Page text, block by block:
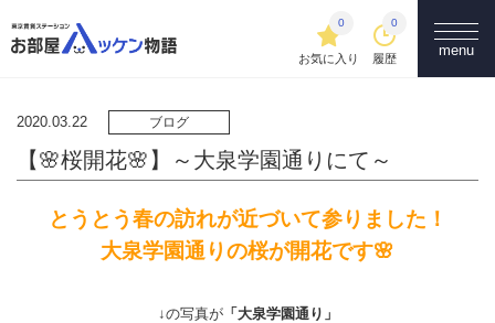
お気に入り
0
履歴
0
menu
2020.03.22 ブログ
【🌸桜開花🌸】～大泉学園通りにて～
とうとう春の訪れが近づいて参りました！
大泉学園通りの桜が開花です🌸
↓の写真が「大泉学園通り」